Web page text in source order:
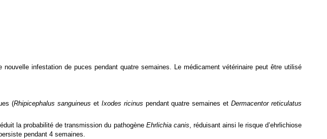
infestation de puces pendant quatre semaines. Le médicament vétérinaire peut être utilisé
(Rhipicephalus sanguineus et Ixodes ricinus pendant quatre semaines etDermacentor reticulatus
la probabilité de transmission du pathogène Ehrlichia canis , réduisant ainsi le risque d’ehrlichiose
pendant 4 semaines.